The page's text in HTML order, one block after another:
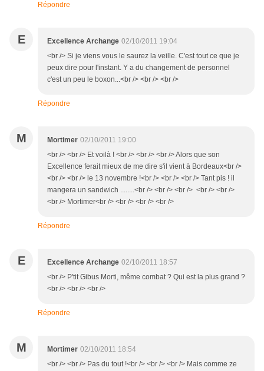
Répondre
E Excellence Archange 02/10/2011 19:04
<br /> Si je viens vous le saurez la veille. C'est tout ce que je
peux dire pour l'instant. Y a du changement de personnel
c'est un peu le boxon...<br /> <br /> <br />
Répondre
M Mortimer 02/10/2011 19:00
<br /> <br /> Et voilà ! <br /> <br /> <br /> Alors que son
Excellence ferait mieux de me dire s'il vient à Bordeaux<br />
<br /> <br /> le 13 novembre !<br /> <br /> <br /> Tant pis ! il
mangera un sandwich ........<br /> <br /> <br /> <br /> <br />
<br /> Mortimer<br /> <br /> <br /> <br />
Répondre
E Excellence Archange 02/10/2011 18:57
<br /> P'tit Gibus Morti, même combat ? Qui est la plus grand ?
<br /> <br /> <br />
Répondre
M Mortimer 02/10/2011 18:54
<br /> <br /> Pas du tout !<br /> <br /> <br /> Mais comme ze